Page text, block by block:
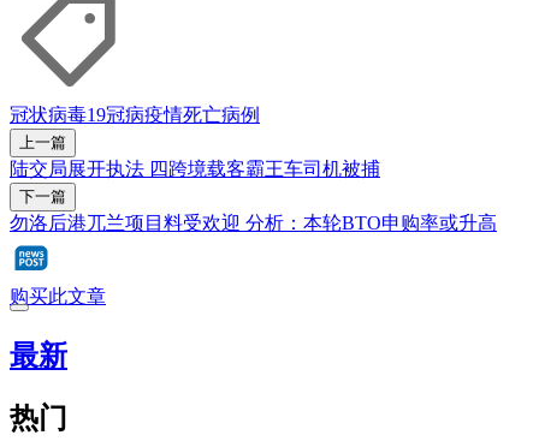
冠状病毒19冠病疫情死亡病例
上一篇
陆交局展开执法 四跨境载客霸王车司机被捕
下一篇
勿洛后港兀兰项目料受欢迎 分析：本轮BTO申购率或升高
购买此文章
最新
热门